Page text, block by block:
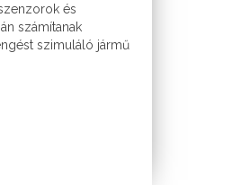
és
számítanak
szimuláló jármű